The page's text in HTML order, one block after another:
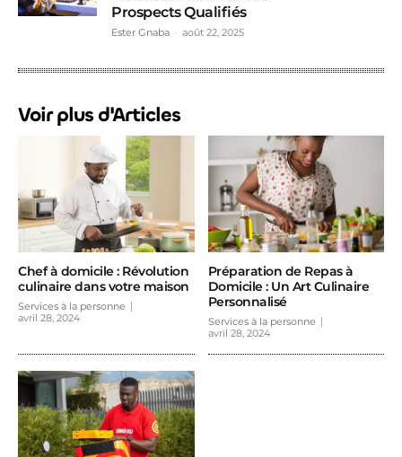
Prospects Qualifiés
Ester Gnaba août 22, 2025
Voir plus d'Articles
Chef à domicile : Révolution
culinaire dans votre maison
Services à la personne
avril 28, 2024
Préparation de Repas à
Domicile : Un Art Culinaire
Personnalisé
Services à la personne
avril 28, 2024